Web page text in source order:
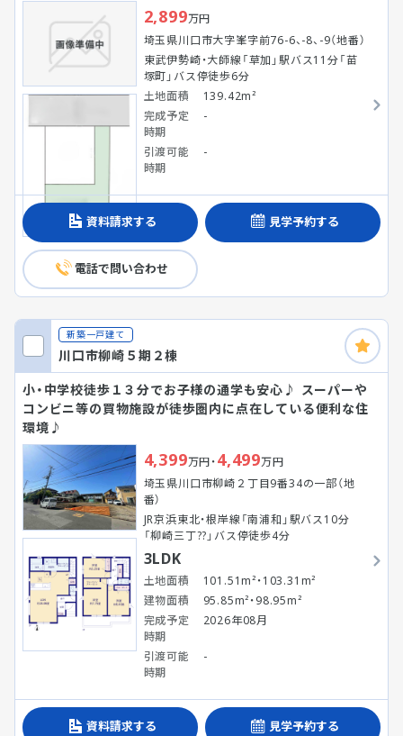
2,899万円
埼玉県川口市大字峯字前76-6、-8、-9（地番）
東武伊勢崎・大師線「草加」駅バス11分「苗
塚町」バス停徒歩6分
土地面積
139.42m²
完成予定
時期
-
引渡可能
時期
-
資料請求する 見学予約する
電話で問い合わせ
新築一戸建て
川口市柳崎５期２棟
小・中学校徒歩１３分でお子様の通学も安心♪ スーパーや
コンビニ等の買物施設が徒歩圏内に点在している便利な住
環境♪
4,399万円・4,499万円
埼玉県川口市柳崎２丁目9番34の一部（地
番）
JR京浜東北・根岸線「南浦和」駅バス10分
「柳崎三丁??」バス停徒歩4分
3LDK
土地面積
101.51m²・103.31m²
建物面積
95.85m²・98.95m²
完成予定
時期
2026年08月
引渡可能
時期
-
資料請求する 見学予約する